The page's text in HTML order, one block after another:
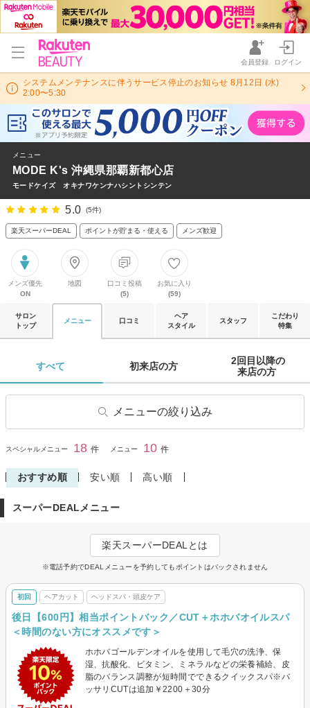
会員登録 ログイン
システムメンテナンスに伴うサービス停止のお知らせ 8月12日 (水)
2:00〜5:30
メニュー
MODE K's 沖縄県那覇新都心店
モードケイズ オキナワケンナハシントシンテン
5.0 (5件)
楽天スーパーDEAL ポイントが貯まる・使える メンズ歓迎
メンズ優先
ON
地図
口コミ投稿
(5)
お気に入り
(59)
サロン
トップ
メニュー 口コミ
ヘア
スタイル
スタッフ
こだわり
特集
すべて 初来店の方
2回目以降の
来店の方
メニューの絞り込み
ヘアカット
デジタルパーマ
ストレートパーマ
閉じる
スペシャルメニュー 18 件 メニュー 10 件
おすすめ順 安い順 高い順
スーパーDEALメニュー
楽天スーパーDEALとは
※電話予約でDEALメニューを予約してもポイントはバックされません
初回 ヘアカット ヘッドスパ・頭皮ケア
後日【600円】相当ポイントバック／CUT＋ホホバオイルスパ
＜時間のない方にオススメです＞
ホホバゴールデンオイルを使用して毛穴の洗浄、保
湿、抗酸化、ビタミン、ミネラルなどの栄養補給、皮
脂のバランス調整が短時間でできるクイックスパ※バ
ッサリCUTは追加￥2200＋30分